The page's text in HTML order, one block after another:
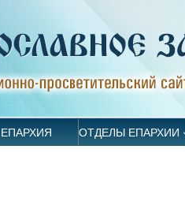
ЕПАРХИЯ ОТДЕЛЫ ЕПАРХИИ